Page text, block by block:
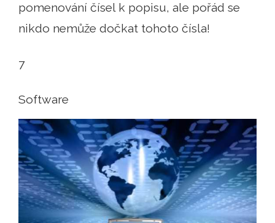
pomenování čísel k popisu, ale pořád se
nikdo nemůže dočkat tohoto čísla!
7
Software